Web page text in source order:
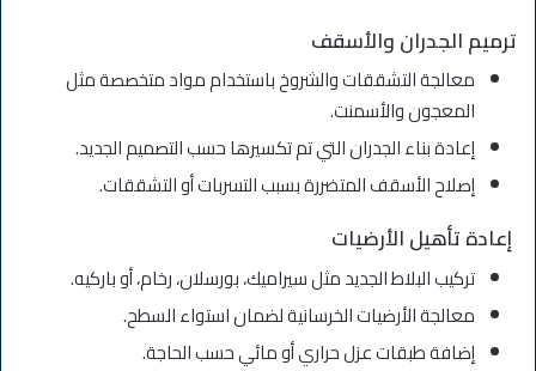
ترميم الجدران والأسقف
معالجة التشققات والشروخ باستخدام مواد متخصصة مثل
المعجون والأسمنت.
إعادة بناء الجدران التي تم تكسيرها حسب التصميم الجديد.
إصلاح الأسقف المتضررة بسبب التسربات أو التشققات.
إعادة تأهيل الأرضيات
تركيب البلاط الجديد مثل سيراميك، بورسلان، رخام، أو باركيه.
معالجة الأرضيات الخرسانية لضمان استواء السطح.
إضافة طبقات عزل حراري أو مائي حسب الحاجة.